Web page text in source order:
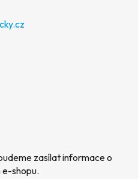
zasílat informace o
e-shopu.